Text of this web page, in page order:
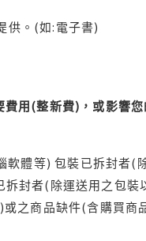
供。(如:電子書)
用(整新費)，或影響
體等) 包裝已拆封者(
封者(除運送用之包裝
之商品缺件(含購買商